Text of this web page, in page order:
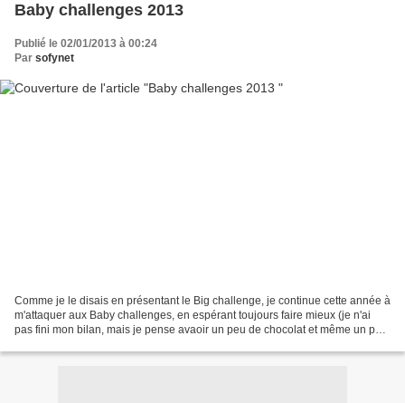
Baby challenges 2013
Publié le 02/01/2013 à 00:24
Par sofynet
Comme je le disais en présentant le Big challenge, je continue cette année à
m'attaquer aux Baby challenges, en espérant toujours faire mieux (je n'ai
pas fini mon bilan, mais je pense avaoir un peu de chocolat et même un peu